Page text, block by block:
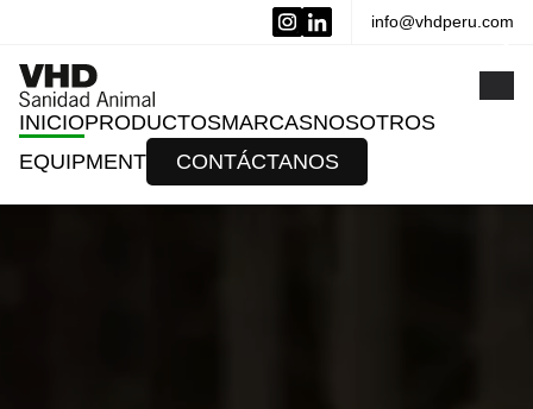
info@vhdperu.com
INICIOPRODUCTOSMARCASNOSOTROS
EQUIPMENT
CONTÁCTANOS